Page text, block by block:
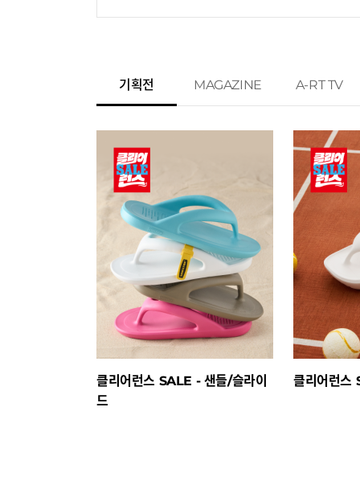
기획전 MAGAZINE A-RT TV
클리어런스 SALE - 샌들/슬라이
드
클리어런스